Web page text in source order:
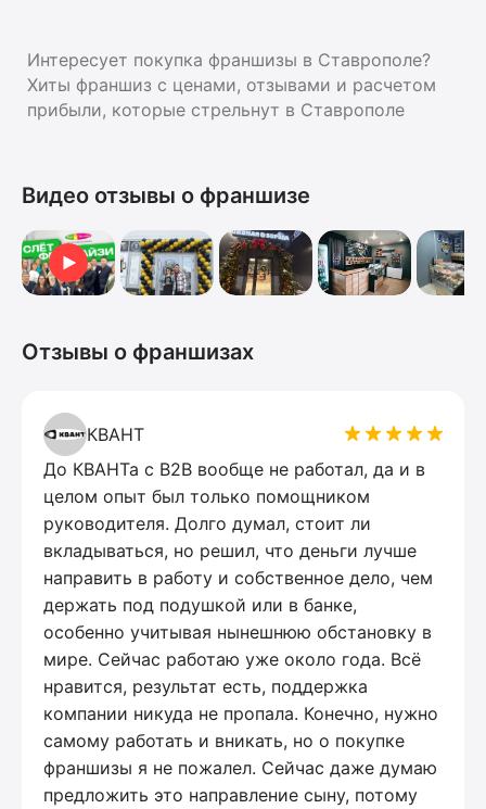
Интересует покупка франшизы в Ставрополе?
Хиты франшиз с ценами, отзывами и расчетом
прибыли, которые стрельнут в Ставрополе
Видео отзывы о франшизе
Видеоотзыв
Отзывы о франшизах
КВАНТ
До КВАНТа с B2B вообще не работал, да и в
целом опыт был только помощником
руководителя. Долго думал, стоит ли
вкладываться, но решил, что деньги лучше
направить в работу и собственное дело, чем
держать под подушкой или в банке,
особенно учитывая нынешнюю обстановку в
мире. Сейчас работаю уже около года. Всё
нравится, результат есть, поддержка
компании никуда не пропала. Конечно, нужно
самому работать и вникать, но о покупке
франшизы я не пожалел. Сейчас даже думаю
предложить это направление сыну, потому